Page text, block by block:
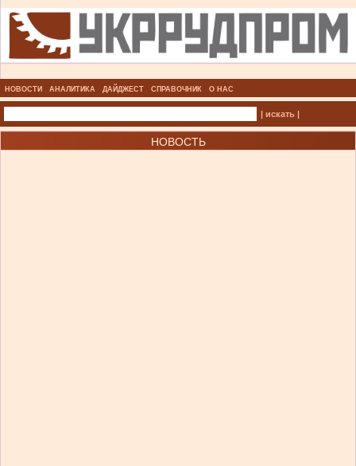
НОВОСТИ АНАЛИТИКА ДАЙДЖЕСТ СПРАВОЧНИК О НАС
| искать |
НОВОСТЬ